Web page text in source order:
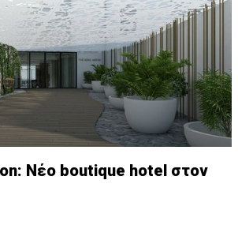
εκατ., ενώ για το 2013 τα
συνολικά πρόστιμα ήταν μόλις €1,279,000.
Νέο boutique hotel στον